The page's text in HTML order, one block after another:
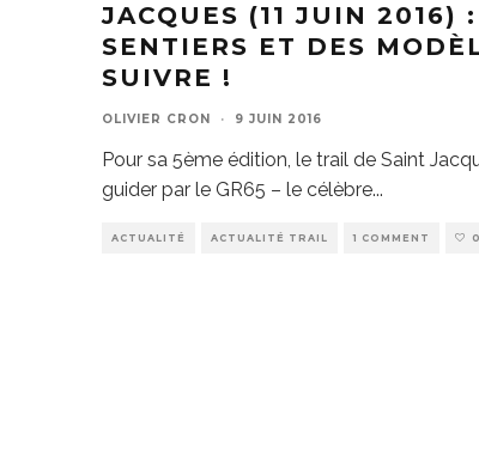
JACQUES (11 JUIN 2016)
SENTIERS ET DES
SUIVRE !
OLIVIER CRON · 9 JUIN 2016
Pour sa 5ème édition, le trail de Saint
guider par le GR65 – le célèbre...
ACTUALITÉ ACTUALITÉ TRAIL 1 COMMENT 0